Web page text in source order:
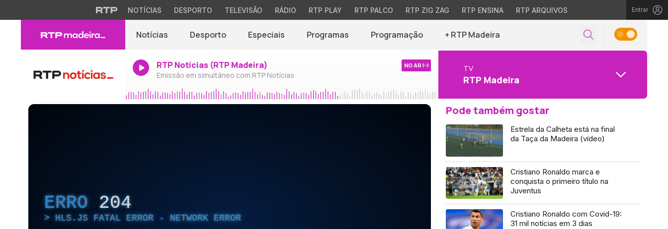
NOTÍCIAS DESPORTO TELEVISÃO RÁDIO RTP PLAY RTP PALCO RTP ZIG ZAG RTP ENSINA RTP ARQUIVOS Entrar
Notícias Desporto Especiais Programas Programação + RTP Madeira
RTP Notícias (RTP Madeira)
Emissão em simultâneo com RTP Notícias
NO AR TV
RTP Madeira
ERRO 204
HLS.JS FATAL ERROR - NETWORK ERROR
Pode também gostar
Estrela da Calheta está na final
da Taça da Madeira (vídeo)
Cristiano Ronaldo marca e
conquista o primeiro título na
Juventus
Cristiano Ronaldo com Covid-19:
31 mil notícias em 3 dias